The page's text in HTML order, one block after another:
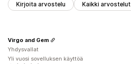
Kirjoita arvostelu Kaikki arvostelut
Virgo and Gem
Yhdysvallat
Yli vuosi sovelluksen käyttöä